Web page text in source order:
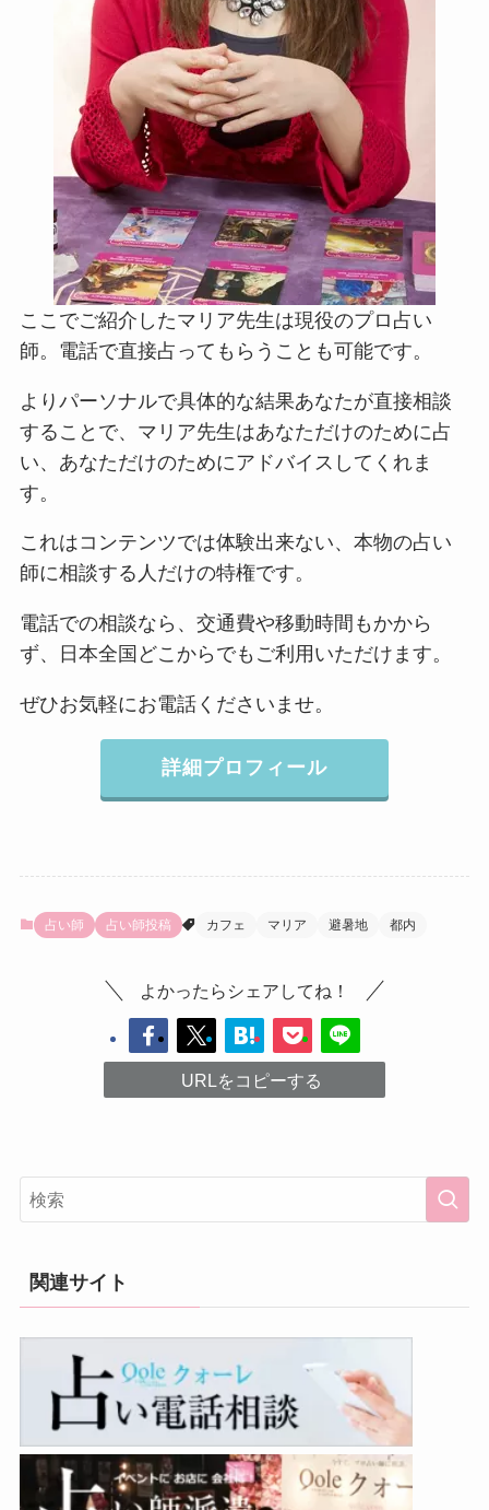
ここでご紹介したマリア先生は現役のプロ占い
師。電話で直接占ってもらうことも可能です。
よりパーソナルで具体的な結果あなたが直接相談
することで、マリア先生はあなただけのために占
い、あなただけのためにアドバイスしてくれま
す。
これはコンテンツでは体験出来ない、本物の占い
師に相談する人だけの特権です。
電話での相談なら、交通費や移動時間もかから
ず、日本全国どこからでもご利用いただけます。
ぜひお気軽にお電話くださいませ。
詳細プロフィール
占い師 占い師投稿 カフェ マリア 避暑地 都内
よかったらシェアしてね！
URLをコピーする
関連サイト